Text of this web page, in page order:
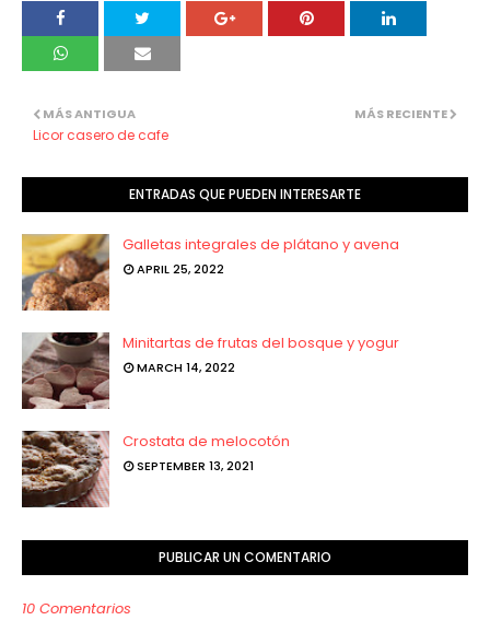
MÁS RECIENTE
MÁS ANTIGUA
Licor casero de cafe
ENTRADAS QUE PUEDEN INTERESARTE
Galletas integrales de plátano y avena
APRIL 25, 2022
Minitartas de frutas del bosque y yogur
MARCH 14, 2022
Crostata de melocotón
SEPTEMBER 13, 2021
PUBLICAR UN COMENTARIO
10 Comentarios